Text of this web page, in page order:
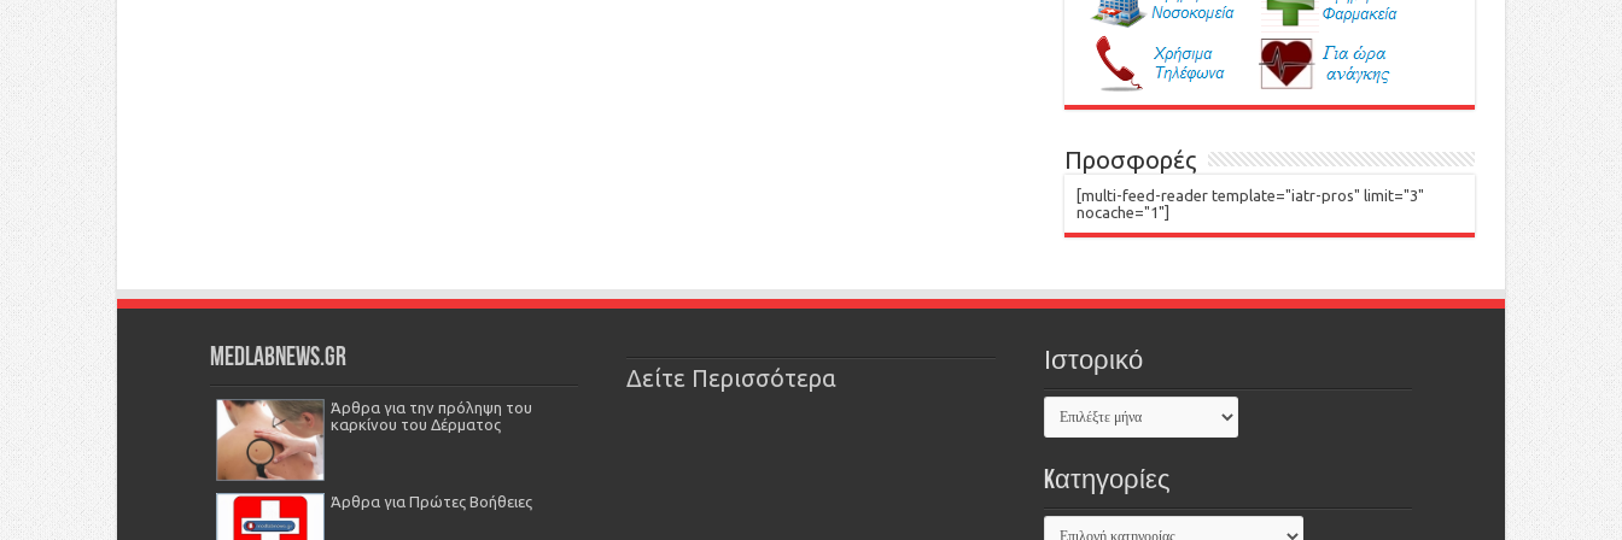
Προσφορές
[multi-feed-reader template="iatr-pros" limit="3"
nocache="1"]
Medlabnews.gr
Άρθρα για την πρόληψη του
καρκίνου του Δέρματος
Άρθρα για Πρώτες Βοήθειες
Δείτε Περισσότερα
Ιστορικό
Kατηγορίες